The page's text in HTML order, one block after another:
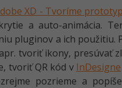
XD - Tvoríme
a auto-animácia.
pluginov a ich použitiu.
tvoriť ikony, presúvať
tvoriť QR kód v InDesigne
pozrieme a